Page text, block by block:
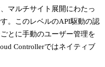
マルチサイト展開にわたっ
。このレベルのAPI駆動の認
とに手動のユーザー管理を
Controllerではネイティブ